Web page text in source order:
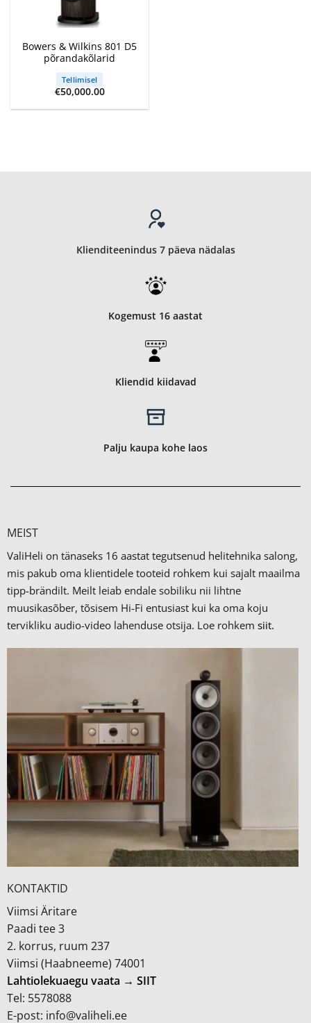
Bowers & Wilkins 801 D5
põrandakõlarid
Tellimisel
€50,000.00
Klienditeenindus 7 päeva nädalas
Kogemust 16 aastat
Kliendid kiidavad
Palju kaupa kohe laos
MEIST
ValiHeli on tänaseks 16 aastat tegutsenud helitehnika salong,
mis pakub oma klientidele tooteid rohkem kui sajalt maailma
tipp-brändilt. Meilt leiab endale sobiliku nii lihtne
muusikasõber, tõsisem Hi-Fi entusiast kui ka oma koju
tervikliku audio-video lahenduse otsija. Loe rohkem siit.
KONTAKTID
Viimsi Äritare
Paadi tee 3
2. korrus, ruum 237
Viimsi (Haabneeme) 74001
Lahtiolekuaegu vaata → SIIT
Tel: 5578088
E-post: info@valiheli.ee